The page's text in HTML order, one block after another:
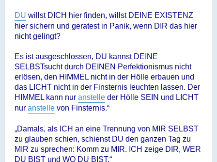
DU willst DICH hier finden, willst DEINE EXISTENZ
hier sichern und geratest in Panik, wenn DIR das hier
nicht gelingt?
Es ist ausgeschlossen, DU kannst DEINE
SELBSTsucht durch DEINEN Perfektionismus nicht
erlösen, den HIMMEL nicht in der Hölle erbauen und
das LICHT nicht in der Finsternis leuchten lassen. Der
HIMMEL kann nur anstelle der Hölle SEIN und LICHT
nur anstelle von Finsternis.“
„Damals, als ICH an eine Trennung von MIR SELBST
zu glauben schien, schienst DU den ganzen Tag zu
MIR zu sprechen: Komm zu MIR. ICH zeige DIR, WER
DU BIST und WO DU BIST.“